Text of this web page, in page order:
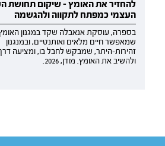
להחזיר את האומץ - שיקום תחושת
העצמי כמפתח לתקווה ולהגשמה
בספרה, עוסקת אנאבלה שקד במגנון
שמאפשר חיים מלאים ואותנטיים, ובמנגנון
זהירות-היתר, שמבקש לחבל בו, ומציעה
ולהשיב את האומץ. מודן, 2026.